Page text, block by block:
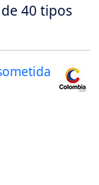
40 tipos